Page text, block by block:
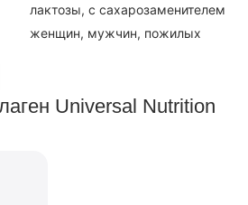
лактозы, с сахарозаменителем
женщин, мужчин, пожилых
Universal Nutrition